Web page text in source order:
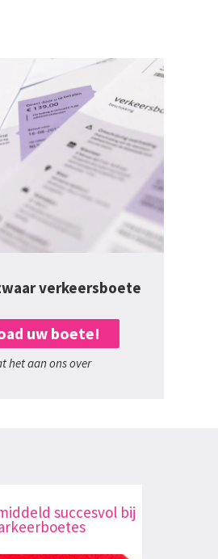
verkeersboete
uw boete!
het aan ons over
succesvol bij